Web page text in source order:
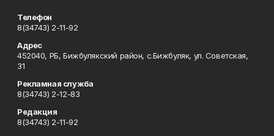
Телефон
8(34743) 2-11-92
Адрес
452040, РБ, Бижбулякский район, с.Бижбуляк, ул. Советская,
31
Рекламная служба
8(34743) 2-12-83
Редакция
8(34743) 2-11-92